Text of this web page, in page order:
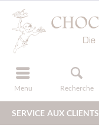
Menu Recherche
s'inscrire
SERVICE AUX CLIENTS